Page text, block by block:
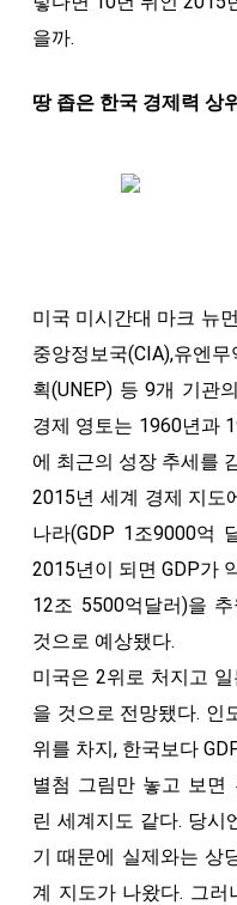
을까.
땅 좁은 한국 경제력 상
미국 미시간대 마크 뉴
중앙정보국(CIA),유엔
획(UNEP) 등 9개 기관
경제 영토는 1960년과
에 최근의 성장 추세를
2015년 세계 경제 지도
나라(GDP 1조9000억
2015년이 되면 GDP가
12조 5500억달러)을
것으로 예상됐다.
미국은 2위로 처지고
을 것으로 전망됐다. 인
위를 차지, 한국보다
별첨 그림만 놓고 보면
린 세계지도 같다. 당시
기 때문에 실제와는 상
계 지도가 나왔다. 그러